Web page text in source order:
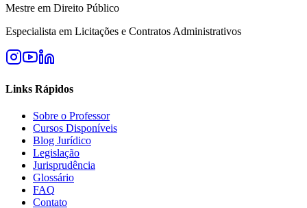
Mestre em Direito Público
Especialista em Licitações e Contratos Administrativos
Links Rápidos
Sobre o Professor
Cursos Disponíveis
Blog Jurídico
Legislação
Jurisprudência
Glossário
FAQ
Contato